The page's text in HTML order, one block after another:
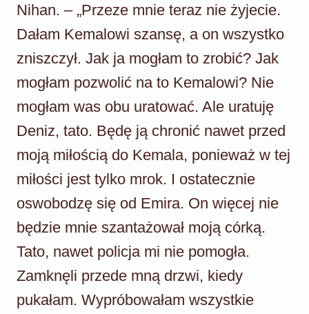
Nihan. – „Przeze mnie teraz nie żyjecie.
Dałam Kemalowi szansę, a on wszystko
zniszczył. Jak ja mogłam to zrobić? Jak
mogłam pozwolić na to Kemalowi? Nie
mogłam was obu uratować. Ale uratuję
Deniz, tato. Będę ją chronić nawet przed
moją miłością do Kemala, ponieważ w tej
miłości jest tylko mrok. I ostatecznie
oswobodzę się od Emira. On więcej nie
będzie mnie szantażował moją córką.
Tato, nawet policja mi nie pomogła.
Zamknęli przede mną drzwi, kiedy
pukałam. Wypróbowałam wszystkie